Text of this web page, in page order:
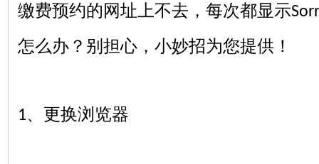
缴费预约的网址上不去，每次都显示
怎么办？别担心，小妙招为您提供！
1、更换浏览器